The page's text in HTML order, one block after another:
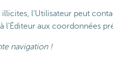
l'Utilisateur peut
aux coordonnées
navigation !